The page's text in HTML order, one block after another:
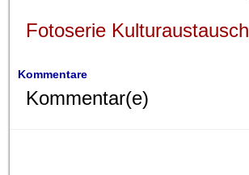
Fotoserie Kulturaustausch
Kommentare
Kommentar(e)